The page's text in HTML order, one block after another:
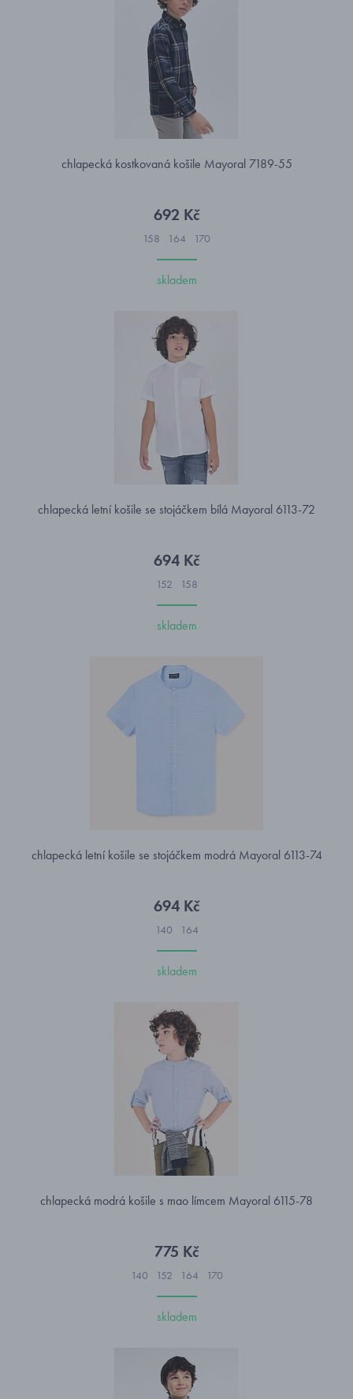
chlapecká kostkovaná košile Mayoral 7189-55
692 Kč
158 164 170
skladem
chlapecká letní košile se stojáčkem bílá Mayoral 6113-72
694 Kč
152 158
skladem
chlapecká letní košile se stojáčkem modrá Mayoral 6113-74
694 Kč
140 164
skladem
chlapecká modrá košile s mao límcem Mayoral 6115-78
775 Kč
140 152 164 170
skladem